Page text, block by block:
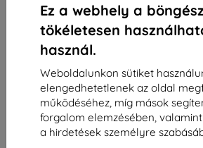
Ez a webhely a
tökéletesen
használ.
Weboldalunkon sütiket
elengedhetetlenek az oldal
működéséhez, míg mások
forgalom elemzésében,
a hirdetések személyre
Fólia 3MK ARC+ FS Xiaomi POCO
Fullscreen
Alkalmas: Xiaomi POCO X4 Pro
Leírás és
3 990 Ft